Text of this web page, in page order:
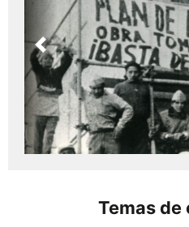
Previous
Temas de